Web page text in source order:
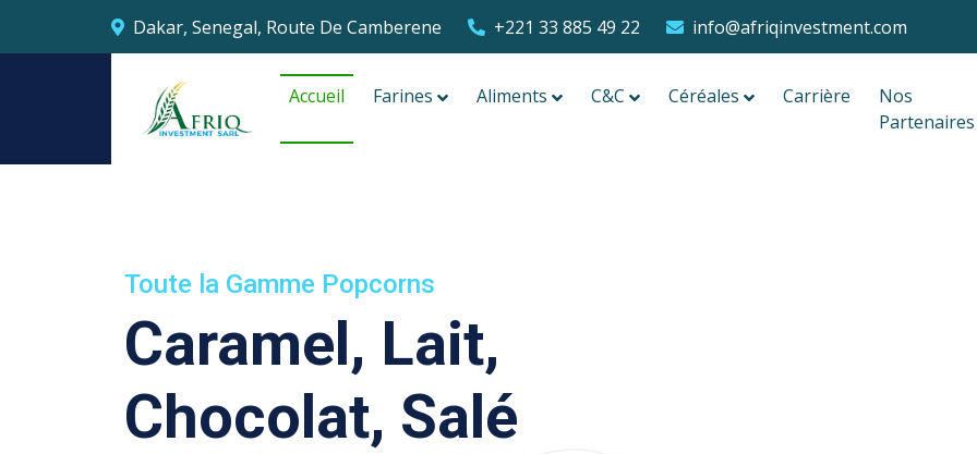
Dakar, Senegal, Route De Camberene +221 33 885 49 22 info@afriqinvestment.com
Accueil Farines Aliments C&C Céréales Carrière
Nos
Partenaires
Toute la Gamme Popcorns
Caramel, Lait,
Chocolat, Salé